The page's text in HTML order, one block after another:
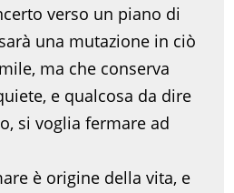
verso un piano di
una mutazione in ciò
ma che conserva
e qualcosa da dire
si voglia fermare ad
è origine della vita, e